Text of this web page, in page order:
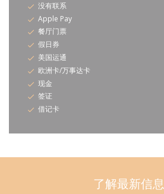
没有联系
Apple Pay
餐厅门票
假日券
美国运通
欧洲卡/万事达卡
现金
签证
借记卡
了解最新信息